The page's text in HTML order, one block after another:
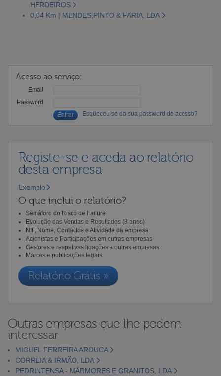
HERDEIROS
0,04 Km | MENDES,PINTO & FARIA, LDA
Acesso ao serviço:
Email
Password
Esqueceu-se da sua password de acesso?
Registe-se e aceda ao relatório
desta empresa
Exemplo
O que inclui o relatório?
Semáforo do Risco de Failure
Evolução das Vendas e Resultados (3 anos)
NIF, Nome, Contactos e Atividade da empresa
Acionistas e Participações em outras empresas
Gestores e respetivas ligações a outras empresas
Marcas e publicações legais
Relatório Grátis »
Outras empresas que lhe podem
interessar
MIGUEL FERREIRA AROUCA
CORREIA & IRMÃO, LDA
PEDRINTENSA - MÁRMORES E GRANITOS, LDA